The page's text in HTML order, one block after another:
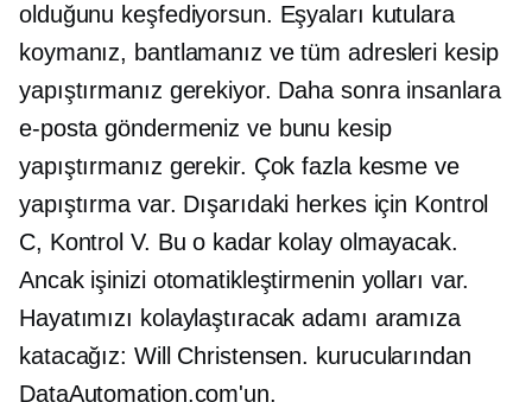
olduğunu keşfediyorsun. Eşyaları kutulara
koymanız, bantlamanız ve tüm adresleri kesip
yapıştırmanız gerekiyor. Daha sonra insanlara
e-posta göndermeniz ve bunu kesip
yapıştırmanız gerekir. Çok fazla kesme ve
yapıştırma var. Dışarıdaki herkes için Kontrol
C, Kontrol V. Bu o kadar kolay olmayacak.
Ancak işinizi otomatikleştirmenin yolları var.
Hayatımızı kolaylaştıracak adamı aramıza
katacağız: Will Christensen. kurucularından
DataAutomation.com'un.